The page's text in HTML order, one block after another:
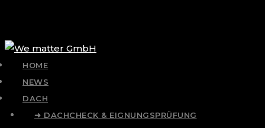
HOME
NEWS
DACH
➜ DACHCHECK & EIGNUNGSPRÜFUNG